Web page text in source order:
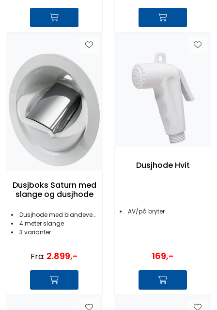
Dusjboks Saturn med
slange og dusjhode
Dusjhode med blandeventil
4 meter slange
3 varianter
Fra: 2.899,-
Dusjhode Hvit
AV/på bryter
169,-